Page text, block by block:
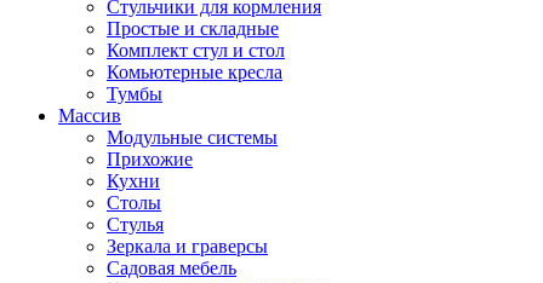
Стульчики для кормления
Простые и складные
Комплект стул и стол
Комьютерные кресла
Тумбы
Массив
Модульные системы
Прихожие
Кухни
Столы
Стулья
Зеркала и граверсы
Садовая мебель